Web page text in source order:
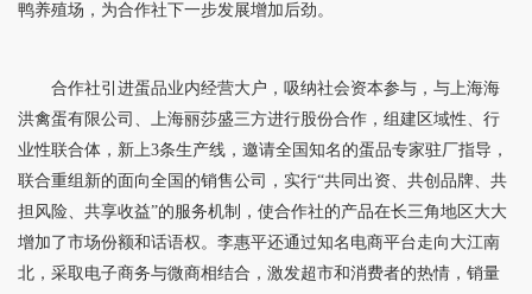
鸭养殖场，为合作社下一步发展增加后劲。
合作社引进蛋品业内经营大户，吸纳社会资本参与，与上海海
洪禽蛋有限公司、上海丽莎盛三方进行股份合作，组建区域性、行
业性联合体，新上3条生产线，邀请全国知名的蛋品专家驻厂指导，
联合重组新的面向全国的销售公司，实行“共同出资、共创品牌、共
担风险、共享收益”的服务机制，使合作社的产品在长三角地区大大
增加了市场份额和话语权。李惠平还通过知名电商平台走向大江南
北，采取电子商务与微商相结合，激发超市和消费者的热情，销量